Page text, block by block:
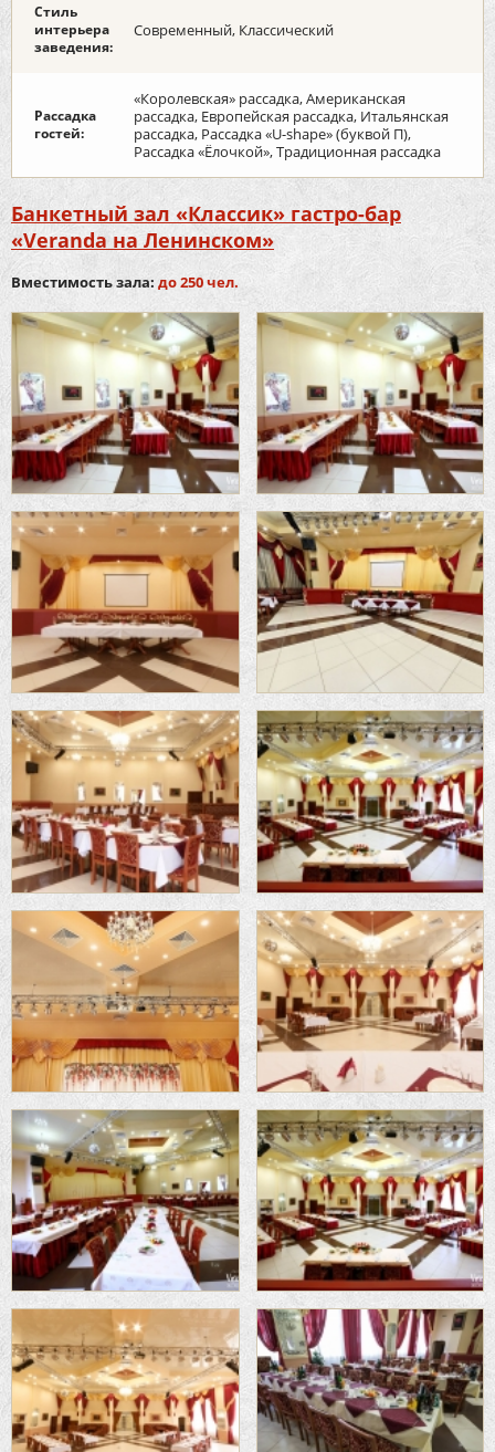
Стиль
интерьера
заведения:
Современный, Классический
Рассадка
гостей:
«Королевская» рассадка, Американская
рассадка, Европейская рассадка, Итальянская
рассадка, Рассадка «U-shape» (буквой П),
Рассадка «Ёлочкой», Традиционная рассадка
Банкетный зал «Классик» гастро-бар
«Veranda на Ленинском»
Вместимость зала: до 250 чел.